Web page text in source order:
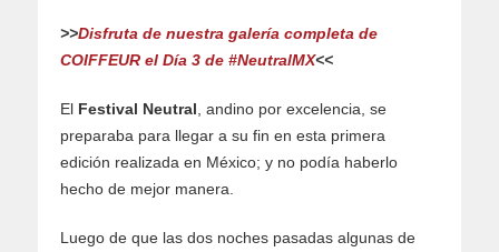
>>Disfruta de nuestra galería completa de
COIFFEUR el Día 3 de #NeutralMX<<
El Festival Neutral , andino por excelencia, se
preparaba para llegar a su fin en esta primera
edición realizada en México; y no podía haberlo
hecho de mejor manera.
Luego de que las dos noches pasadas algunas de